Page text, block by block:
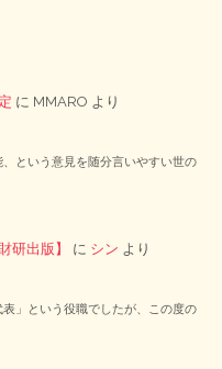
に MMARO より
という意見を随分言いやすい世の
研出版】 に シン より
」という役職でしたが、この度の